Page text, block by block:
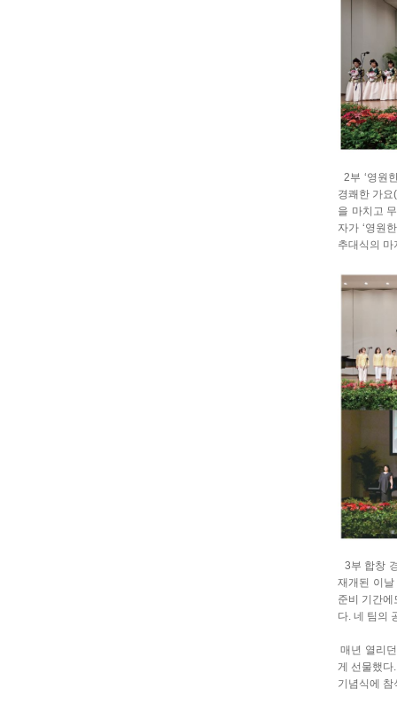
2부 ‘영원
경쾌한 가
을 마치고
자가 ‘영원
추대식의 마
3부 합창
재개된 이
준비 기간
다. 네 팀의
매년 열리
게 선물했다
기념식에 참